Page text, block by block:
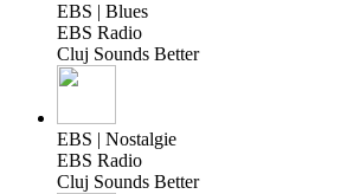
EBS | Blues
EBS Radio
Cluj Sounds Better
EBS | Nostalgie
EBS Radio
Cluj Sounds Better